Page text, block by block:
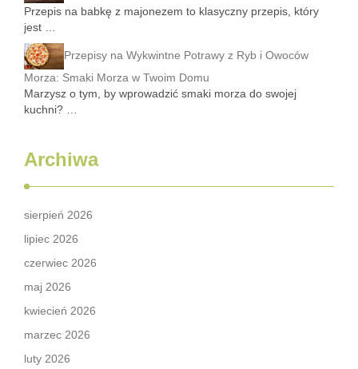
Przepis na babkę z majonezem to klasyczny przepis, który
jest …
Przepisy na Wykwintne Potrawy z Ryb i Owoców
Morza: Smaki Morza w Twoim Domu
Marzysz o tym, by wprowadzić smaki morza do swojej
kuchni? …
Archiwa
sierpień 2026
lipiec 2026
czerwiec 2026
maj 2026
kwiecień 2026
marzec 2026
luty 2026